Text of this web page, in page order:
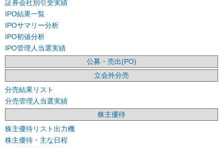
証券会社別引受実績
IPO結果一覧
IPOサマリー分析
IPO初値分析
IPO管理人当選実績
公募・売出(PO)
立会外分売
分売結果リスト
分売管理人当選実績
株主優待
株主優待リスト出力機
株主優待・主な日程